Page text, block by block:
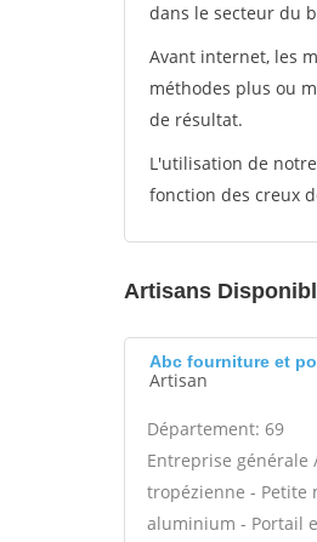
dans le secteur du
Avant internet, les
méthodes plus ou
de résultat.
L'utilisation de
fonction des creux
Artisans
Abc fourniture et
Artisan
Département: 69
Entreprise générale
tropézienne - Petite
aluminium - Portail